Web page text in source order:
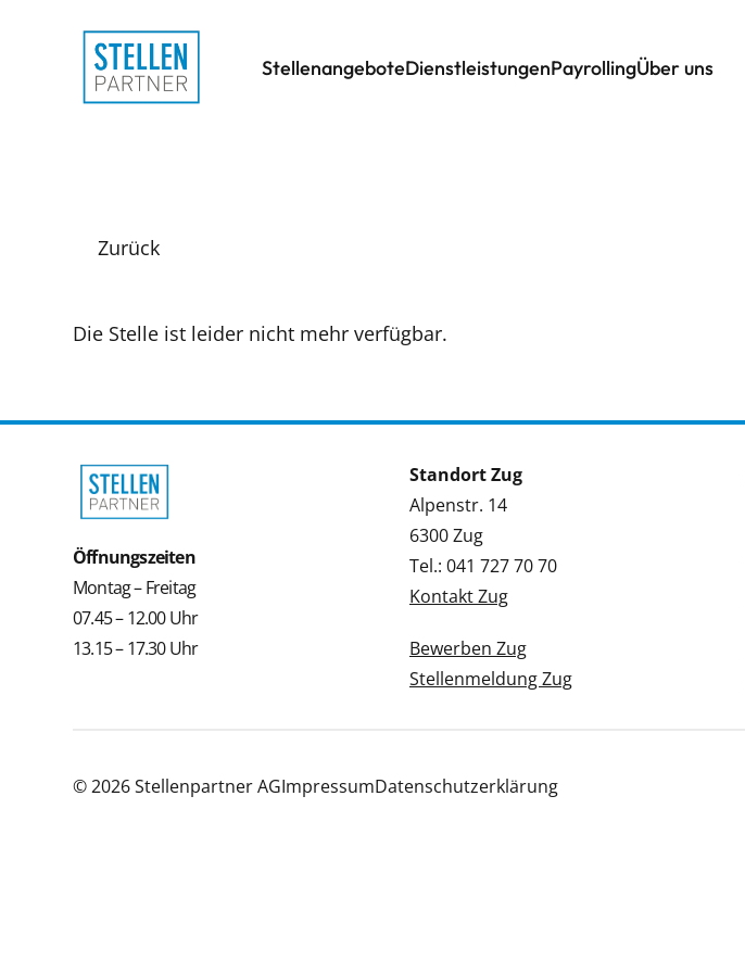
StellenangeboteDienstleistungenPayrollingÜber uns
Zurück
Die Stelle ist leider nicht mehr verfügbar.
Öffnungszeiten
Montag – Freitag
07.45 – 12.00 Uhr
13.15 – 17.30 Uhr
Standort Zug
Alpenstr. 14
6300 Zug
Tel.: 041 727 70 70
Kontakt Zug
Bewerben Zug
Stellenmeldung Zug
© 2026 Stellenpartner AGImpressumDatenschutzerklärung